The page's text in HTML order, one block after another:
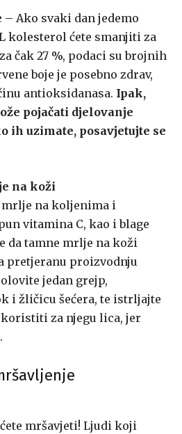
– Ako svaki dan jedemo
kolesterol ćete smanjiti za
čak 27 %, podaci su brojnih
boje je posebno zdrav,
antioksidanasa. Ipak,
pojačati djelovanje
ih uzimate, posavjetujte se
na koži
mrlje na koljenima i
vitamina C, kao i blage
da tamne mrlje na koži
pretjeranu proizvodnju
jedan grejp,
i žličicu šećera, te istrljajte
za njegu lica, jer
mršavjeti! Ljudi koji